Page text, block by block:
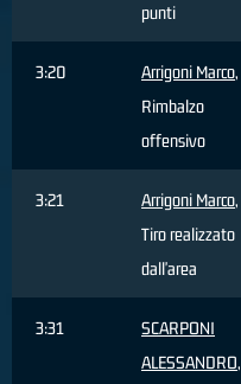
punti
3:20 Arrigoni Marco,
Rimbalzo
offensivo
3:21 Arrigoni Marco,
Tiro realizzato
dall'area
3:31
SCARPONI
ALESSANDRO,